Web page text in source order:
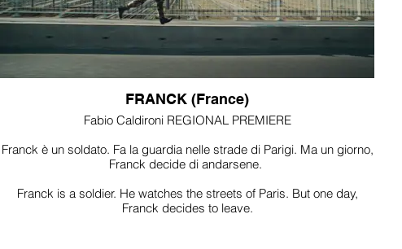
FRANCK (France)
Fabio Caldironi REGIONAL PREMIERE
Franck è un soldato. Fa la guardia nelle strade di Parigi. Ma un giorno,
Franck decide di andarsene.
Franck is a soldier. He watches the streets of Paris. But one day,
Franck decides to leave.